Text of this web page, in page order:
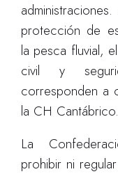
protección de
la pesca fluvial,
civil y
corresponden a
la CH Cantábrico.
La
prohibir ni